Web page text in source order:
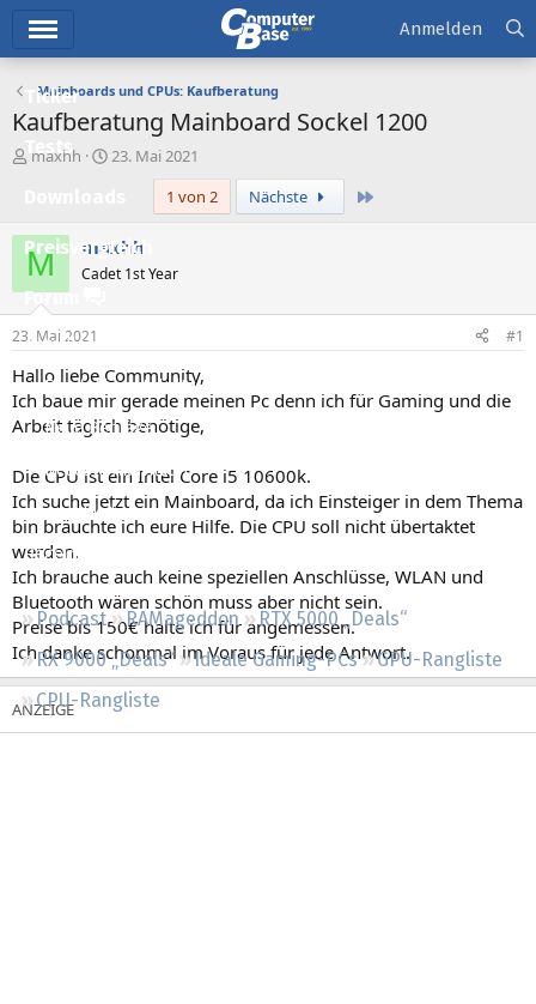
Ticker
Tests
Preisvergleich
Forum
Aktuelles
Empfohlene Inhalte
Neue Beiträge
Neueste Aktivitäten
Leserartikel
Regeln
Podcast RAMageddon
RTX 5000 „Deals“
RX 9000 „Deals“
Ideale Gaming-PCs
GPU-Rangliste
CPU-Rangliste
Anmelden
Mainboards und CPUs: Kaufberatung
Kaufberatung Mainboard Sockel 1200
E
e
l
e
maxhh
E
e
l
m
23. Mai 2021
1 von 2
Nächste
M maxhh
Cadet 1st Year
23. Mai 2021 #1
Hallo liebe Community,
Ich baue mir gerade meinen Pc denn ich für Gaming und die
Arbeit täglich benötige,
Die CPU ist ein Intel Core i5 10600k.
Ich suche jetzt ein Mainboard, da ich Einsteiger in dem Thema
bin bräuchte ich eure Hilfe. Die CPU soll nicht übertaktet
werden.
Ich brauche auch keine speziellen Anschlüsse, WLAN und
Bluetooth wären schön muss aber nicht sein.
Preise bis 150€ halte ich für angemessen.
Ich danke schonmal im Voraus für jede Antwort.